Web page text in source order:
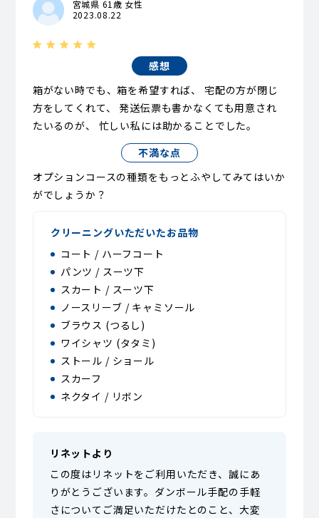
宮城県 61歳 女性
2023.08.22
感想
箱がない時でも、箱を希望すれば、 宅配の方が閉じ
方をしてくれて、 発送伝票も書かなくても用意され
たいるのが、 忙しい私には助かることでした。
不満な点
オプションコースの種類をもっとふやしてみてはいか
がでしょうか？
クリーニングいただいたお品物
コート / ハーフコート
パンツ / スーツ下
スカート / スーツ下
ノースリーブ / キャミソール
ブラウス (つるし)
ワイシャツ (タタミ)
ストール / ショール
スカーフ
ネクタイ / リボン
リネットより
この度はリネットをご利用いただき、誠にあ
りがとうございます。ダンボール手配の手軽
さについてご満足いただけたとのこと、大変